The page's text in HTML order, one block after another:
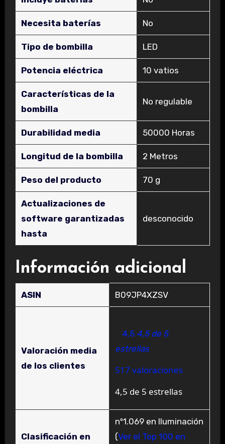
Necesita baterías ‎No
Tipo de bombilla ‎LED
Potencia eléctrica ‎10 vatios
Características de la
bombilla
‎No regulable
Durabilidad media ‎50000 Horas
Longitud de la bombilla ‎2 Metros
Peso del producto ‎70 g
Actualizaciones de
software garantizadas
hasta
‎desconocido
Información adicional
ASIN B09JP4XZSV
Valoración media
de los clientes
4,5 4,5 de 5
estrellas
517 valoraciones
4,5 de 5 estrellas
Clasificación en
nº1.069 en Iluminación
(Ver el Top 100 en